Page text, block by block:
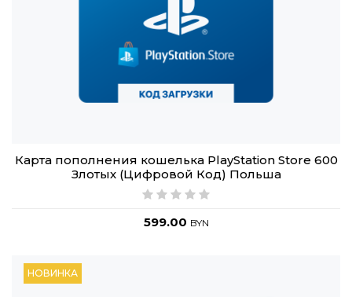
Карта пополнения кошелька PlayStation Store 600
Злотых (Цифровой Код) Польша
599.00 BYN
НОВИНКА